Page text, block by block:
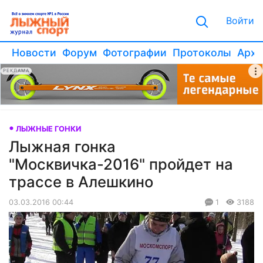
Войти
Новости Форум Фотографии Протоколы
РЕКЛАМА
ЛЫЖНЫЕ ГОНКИ
Лыжная гонка
"Москвичка-2016" пройдет на
трассе в Алешкино
03.03.2016 00:44 1 3188